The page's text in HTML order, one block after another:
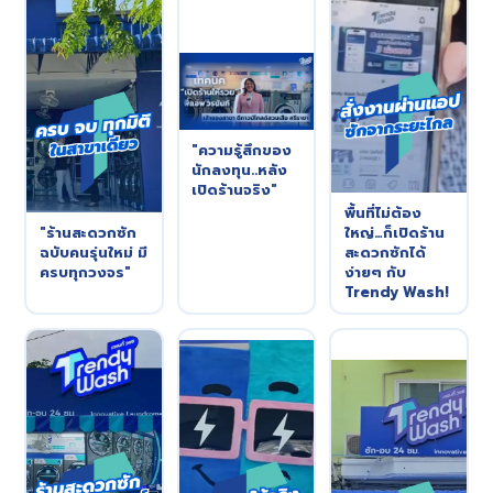
"ร้านสะดวกซัก
ฉบับคนรุ่นใหม่ มี
ครบทุกวงจร"
"ความรู้สึกของ
นักลงทุน..หลัง
เปิดร้านจริง"
พื้นที่ไม่ต้อง
ใหญ่…ก็เปิดร้าน
สะดวกซักได้
ง่ายๆ กับ
Trendy Wash!